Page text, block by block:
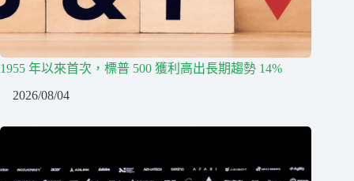
1955 年以來首次，標普 500 獲利高出長期趨勢 14%
2026/08/04